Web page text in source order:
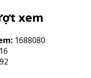
xem
1688080